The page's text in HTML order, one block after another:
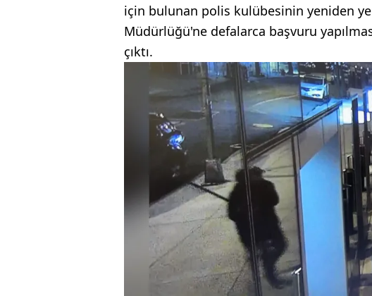
için bulunan polis kulübesinin yeniden
Müdürlüğü'ne defalarca başvuru
çıktı.